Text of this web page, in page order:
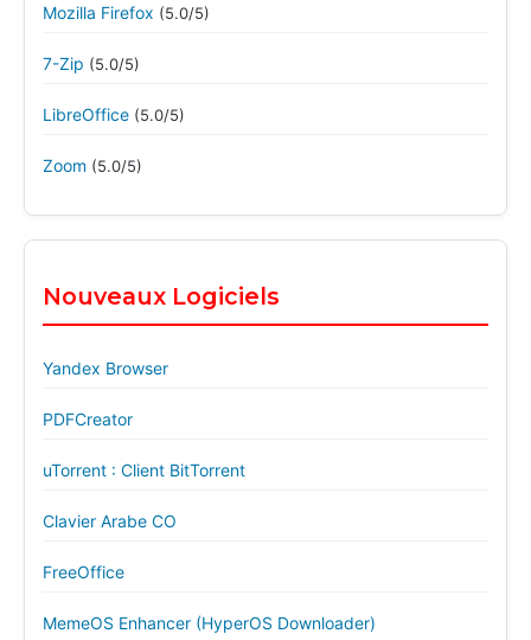
Mozilla Firefox (5.0/5)
7-Zip (5.0/5)
LibreOffice (5.0/5)
Zoom (5.0/5)
Nouveaux Logiciels
Yandex Browser
PDFCreator
uTorrent : Client BitTorrent
Clavier Arabe CO
FreeOffice
MemeOS Enhancer (HyperOS Downloader)